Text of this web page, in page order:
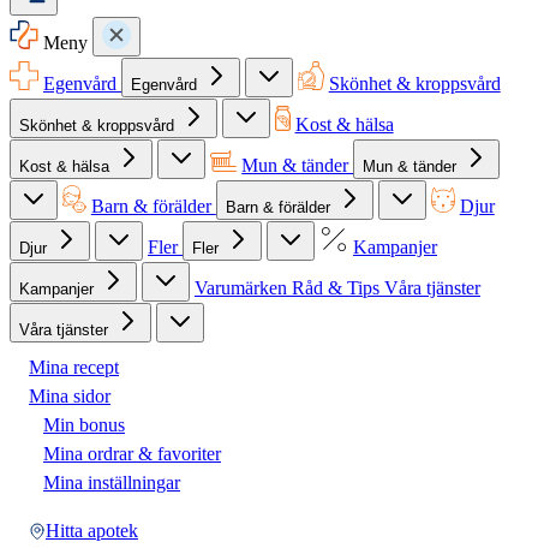
Meny
Egenvård
Egenvård Skönhet & kroppsvård
Skönhet & kroppsvård Kost & hälsa
Kost & hälsa Mun & tänder Mun & tänder
Barn & förälder Barn & förälder Djur
Djur Fler Fler Kampanjer
Kampanjer Varumärken Råd & Tips Våra tjänster
Våra tjänster
Mina recept
Mina sidor
Min bonus
Mina ordrar & favoriter
Mina inställningar
Hitta apotek